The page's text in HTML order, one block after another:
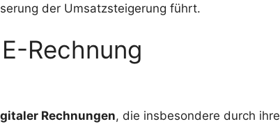
der Umsatzsteigerung führt.
Rechnung
Rechnungen, die insbesondere durch ihre